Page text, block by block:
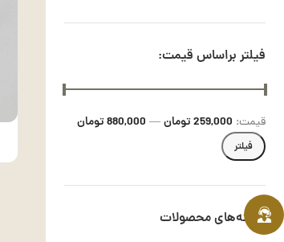
فیلتر براساس قیمت:
فیلتر
قیمت: 259,000 تومان — 880,000 تومان
دسته‌های محصولات